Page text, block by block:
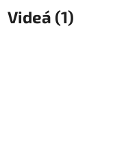
Videá (1)